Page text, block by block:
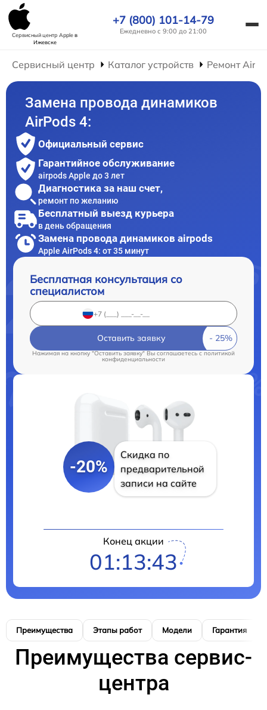
Сервисный центр Appleв
Ижевске
+7 (800) 101-14-79
Ежедневно с 9:00 до 21:00
Сервисный центр Каталог устройств Ремонт
Замена провода динамиков
AirPods 4:
Официальный сервис
Гарантийное обслуживание
airpods Apple до 3 лет
Диагностика за наш счет,
ремонт по желанию
Бесплатный выезд курьера
в день обращения
Замена провода динамиков airpods
Apple AirPods 4: от 35 минут
Бесплатная консультация со
специалистом
Оставить заявку
Нажимая на кнопку "Оставить заявку" Вы соглашаетесь cполитикой
конфиденциальности
-20%
Скидка по
предварительной
записи на сайте
Конец акции
01:13:41
Преимущества Этапы работ Модели Гарантия
Преимущества сервис-
центра